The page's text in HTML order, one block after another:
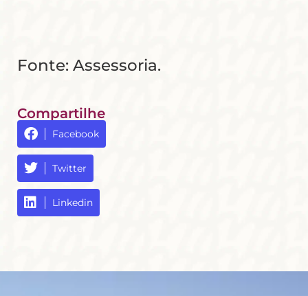
Fonte: Assessoria.
Compartilhe
Facebook
Twitter
Linkedin